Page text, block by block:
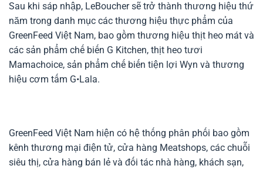
Sau khi sáp nhập, LeBoucher sẽ trở thành thương hiệu thứ
năm trong danh mục các thương hiệu thực phẩm của
GreenFeed Việt Nam, bao gồm thương hiệu thịt heo mát và
các sản phẩm chế biến G Kitchen, thịt heo tươi
Mamachoice, sản phẩm chế biến tiện lợi Wyn và thương
hiệu cơm tấm G•Lala.
GreenFeed Việt Nam hiện có hệ thống phân phối bao gồm
kênh thương mại điện tử, cửa hàng Meatshops, các chuỗi
siêu thị, cửa hàng bán lẻ và đối tác nhà hàng, khách sạn,